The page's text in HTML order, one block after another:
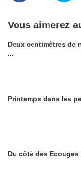
Vous aimerez
Deux centimètres de
...
Printemps dans les
Du côté des Ecouges